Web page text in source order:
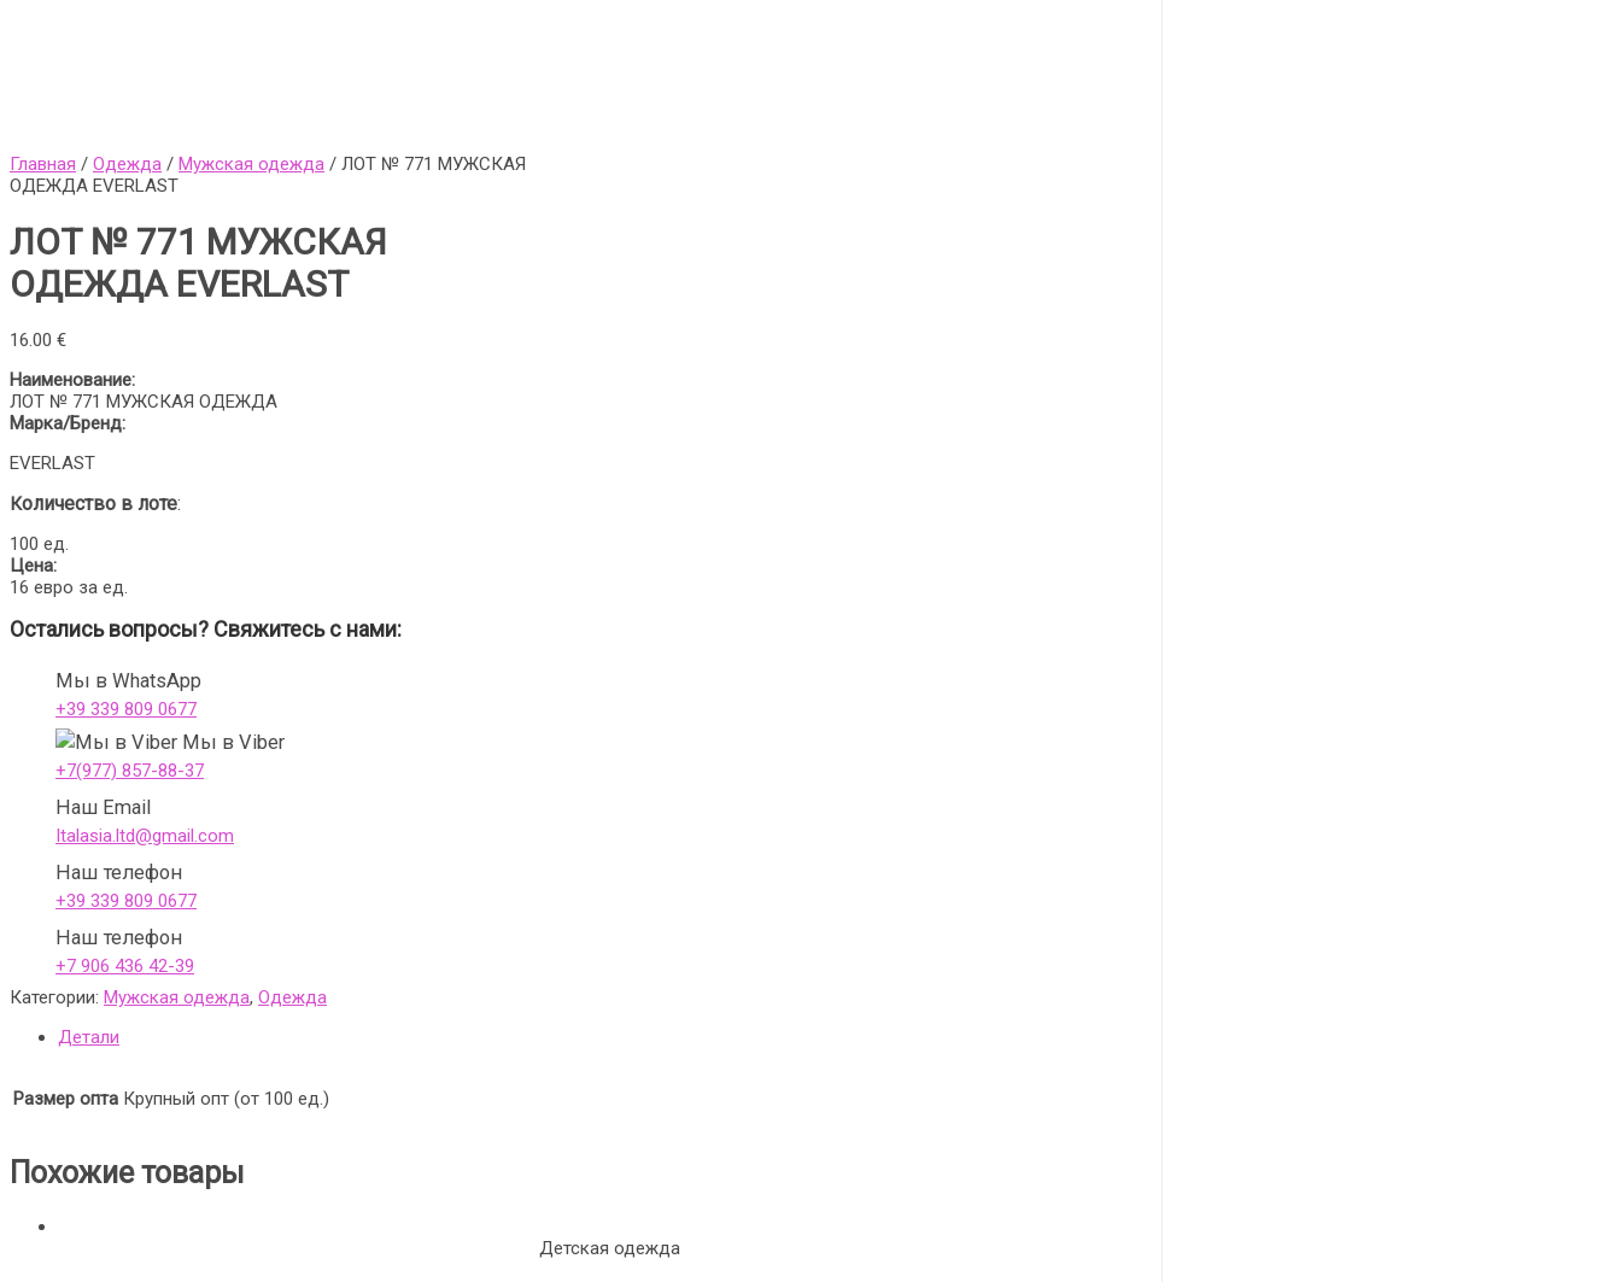
Главная / Одежда / Мужская одежда / ЛОТ № 771 МУЖСКАЯ
ОДЕЖДА EVERLAST
ЛОТ № 771 МУЖСКАЯ
ОДЕЖДА EVERLAST
16.00 €
Наименование:
ЛОТ № 771 МУЖСКАЯ ОДЕЖДА
Марка/Бренд:
EVERLAST
Количество в лоте:
100 ед.
Цена:
16 евро за ед.
Остались вопросы? Свяжитесь с нами:
Мы в WhatsApp
+39 339 809 0677
Мы в Viber
+7(977) 857-88-37
Наш Email
Italasia.ltd@gmail.com
Наш телефон
+39 339 809 0677
Наш телефон
+7 906 436 42-39
Категории: Мужская одежда, Одежда
Детали
Размер опта Крупный опт (от 100 ед.)
Похожие товары
Детская одежда